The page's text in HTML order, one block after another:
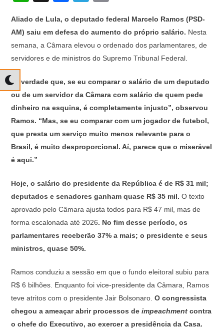
at
s
A
p
p
c
e
b
o
k
e
gr
a
p
y
Li
k
Aliado de Lula, o deputado federal Marcelo Ramos (PSD-
AM) saiu em defesa do aumento do próprio salário. Nesta
semana, a Câmara elevou o ordenado dos parlamentares, de
servidores e de ministros do Supremo Tribunal Federal.
“É verdade que, se eu comparar o salário de um deputado
ou de um servidor da Câmara com salário de quem pede
dinheiro na esquina, é completamente injusto”, observou
Ramos. “Mas, se eu comparar com um jogador de futebol,
que presta um serviço muito menos relevante para o
Brasil, é muito desproporcional. Aí, parece que o miserável
é aqui.”
Hoje, o salário do presidente da República é de R$ 31 mil;
deputados e senadores ganham quase R$ 35 mil. O texto
aprovado pelo Câmara ajusta todos para R$ 47 mil, mas de
forma escalonada até 2026. No fim desse período, os
parlamentares receberão 37% a mais; o presidente e seus
ministros, quase 50%.
Ramos conduziu a sessão em que o fundo eleitoral subiu para
R$ 6 bilhões. Enquanto foi vice-presidente da Câmara, Ramos
teve atritos com o presidente Jair Bolsonaro. O congressista
chegou a ameaçar abrir processos de impeachment contra
o chefe do Executivo, ao exercer a presidência da Casa.